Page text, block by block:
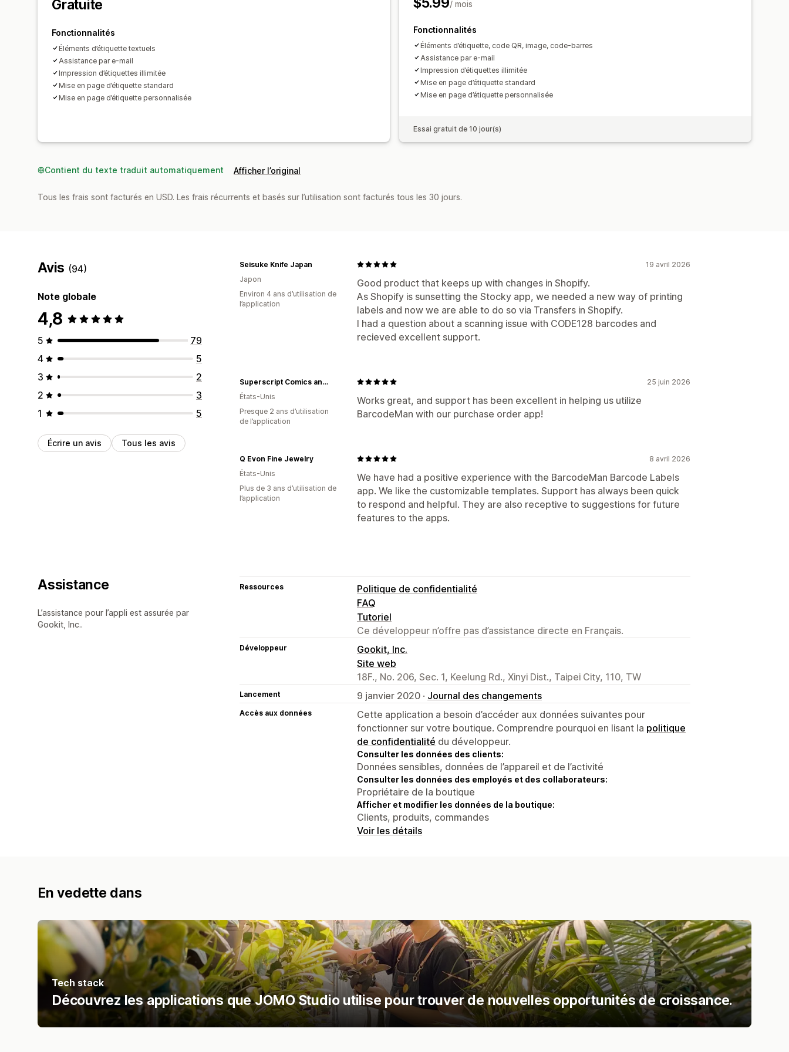
Gratuite
Fonctionnalités
Éléments d’étiquette textuels
Assistance par e-mail
Impression d’étiquettes illimitée
Mise en page d’étiquette standard
Mise en page d’étiquette personnalisée
/ mois
Fonctionnalités
Éléments d’étiquette, code QR, image, code-barres
Assistance par e-mail
Impression d’étiquettes illimitée
Mise en page d’étiquette standard
Mise en page d’étiquette personnalisée
Essai gratuit de 10 jour(s)
Contient du texte traduit automatiquement Afficher l’original
Tous les frais sont facturés en USD. Les frais récurrents et basés sur l’utilisation sont facturés tous les 30 jours.
Avis (94)
Note globale
4,8
5
79
4
5
3
2
2
3
1
5
Écrire un avis Tous les avis
19 avril 2026
Good product that keeps up with changes in Shopify.
As Shopify is sunsetting the Stocky app, we needed a new way of printing
labels and now we are able to do so via Transfers in Shopify.
I had a question about a scanning issue with CODE128 barcodes and
recieved excellent support.
Seisuke Knife Japan
Japon
Environ 4 ans d’utilisation de
l’application
25 juin 2026
Works great, and support has been excellent in helping us utilize
BarcodeMan with our purchase order app!
Superscript Comics and Games
États-Unis
Presque 2 ans d’utilisation
de l’application
8 avril 2026
We have had a positive experience with the BarcodeMan Barcode Labels
app. We like the customizable templates. Support has always been quick
to respond and helpful. They are also receptive to suggestions for future
features to the apps.
Q Evon Fine Jewelry
États-Unis
Plus de 3 ans d’utilisation de
l’application
Assistance
L’assistance pour l’appli est assurée par
Gookit, Inc..
Ressources
Politique de confidentialité
FAQ
Tutoriel
Ce développeur n’offre pas d’assistance directe en Français.
Développeur
Gookit, Inc.
Site web
18F., No. 206, Sec. 1, Keelung Rd., Xinyi Dist., Taipei City, 110, TW
Lancement 9 janvier 2020 · Journal des changements
Accès aux données
Cette application a besoin d’accéder aux données suivantes pour
fonctionner sur votre boutique. Comprendre pourquoi en lisant la politique
de confidentialité du développeur.
Consulter les données des clients:
Données sensibles, données de l’appareil et de l’activité
Consulter les données des employés et des collaborateurs:
Propriétaire de la boutique
Afficher et modifier les données de la boutique:
Clients, produits, commandes
Voir les détails
En vedette dans
Tech stack
Découvrez les applications que JOMO Studio utilise pour trouver de nouvelles opportunités de croissance.